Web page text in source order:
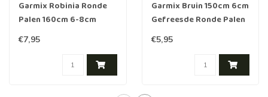
Garmix Robinia Ronde
Palen 160cm 6-8cm
€7,95
Garmix Bruin 150cm 6cm
Gefreesde Ronde Palen
Hout geïmpregneerd
€5,95